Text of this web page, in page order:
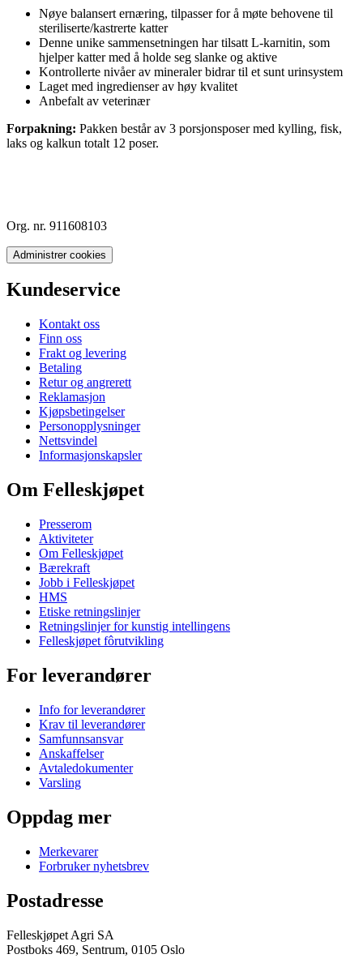
Nøye balansert ernæring, tilpasser for å møte behovene til
steriliserte/kastrerte katter
Denne unike sammensetningen har tilsatt L-karnitin, som
hjelper katter med å holde seg slanke og aktive
Kontrollerte nivåer av mineraler bidrar til et sunt urinsystem
Laget med ingredienser av høy kvalitet
Anbefalt av veterinær
Forpakning: Pakken består av 3 porsjonsposer med kylling, fisk,
laks og kalkun totalt 12 poser.
Org. nr. 911608103
Administrer cookies
Kundeservice
Kontakt oss
Finn oss
Frakt og levering
Betaling
Retur og angrerett
Reklamasjon
Kjøpsbetingelser
Personopplysninger
Nettsvindel
Informasjonskapsler
Om Felleskjøpet
Presserom
Aktiviteter
Om Felleskjøpet
Bærekraft
Jobb i Felleskjøpet
HMS
Etiske retningslinjer
Retningslinjer for kunstig intellingens
Felleskjøpet fôrutvikling
For leverandører
Info for leverandører
Krav til leverandører
Samfunnsansvar
Anskaffelser
Avtaledokumenter
Varsling
Oppdag mer
Merkevarer
Forbruker nyhetsbrev
Postadresse
Felleskjøpet Agri SA
Postboks 469, Sentrum, 0105 Oslo